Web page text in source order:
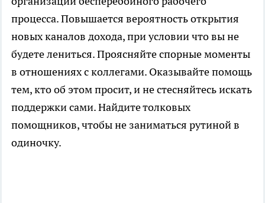
процесса. Повышается вероятность открытия
новых каналов дохода, при условии что вы не
будете лениться. Проясняйте спорные моменты
в отношениях с коллегами. Оказывайте помощь
тем, кто об этом просит, и не стесняйтесь искать
поддержки сами. Найдите толковых
помощников, чтобы не заниматься рутиной в
одиночку.